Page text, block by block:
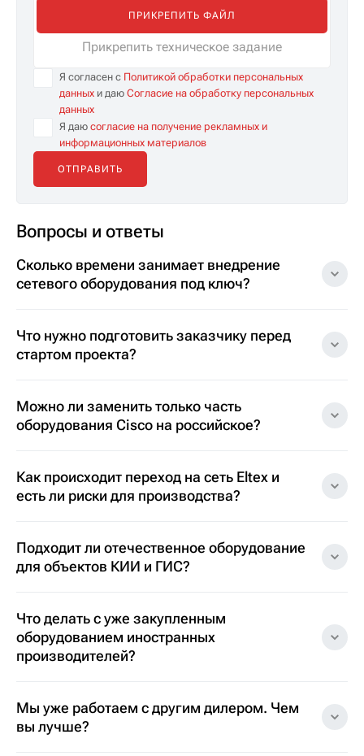
ПРИКРЕПИТЬ ФАЙЛ
Прикрепить техническое задание
Я согласен с Политикой обработки персональных
данных и даю Согласие на обработку персональных
данных
Я даю согласие на получение рекламных и
информационных материалов
Вопросы и ответы
Сколько времени занимает внедрение
сетевого оборудования под ключ?
Что нужно подготовить заказчику перед
стартом проекта?
Можно ли заменить только часть
оборудования Cisco на российское?
Как происходит переход на сеть Eltex и
есть ли риски для производства?
Подходит ли отечественное оборудование
для объектов КИИ и ГИС?
Что делать с уже закупленным
оборудованием иностранных
производителей?
Мы уже работаем с другим дилером. Чем
вы лучше?